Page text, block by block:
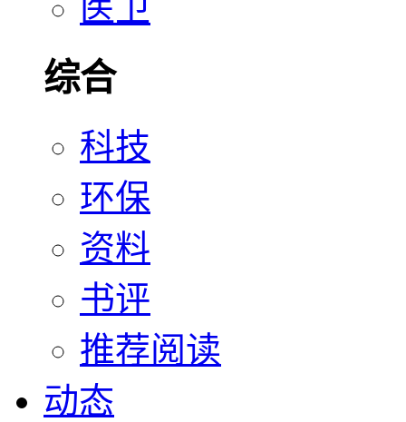
医卫
综合
科技
环保
资料
书评
推荐阅读
动态